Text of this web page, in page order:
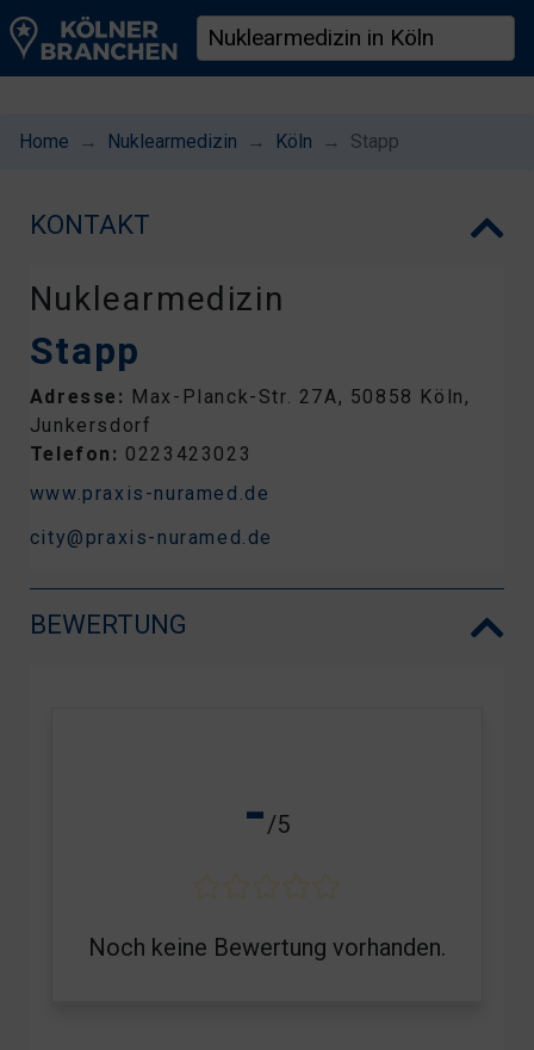
Home Nuklearmedizin Köln Stapp
KONTAKT
Nuklearmedizin
Stapp
Adresse: Max-Planck-Str. 27A, 50858 Köln,
Junkersdorf
Telefon: 0223423023
www.praxis-nuramed.de
city@praxis-nuramed.de
BEWERTUNG
-/5
Noch keine Bewertung vorhanden.